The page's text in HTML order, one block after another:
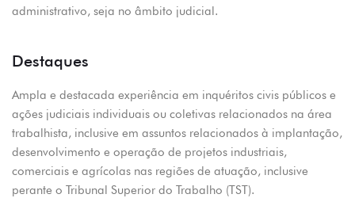
administrativo, seja no âmbito judicial.
Destaques
Ampla e destacada experiência em inquéritos civis públicos e
ações judiciais individuais ou coletivas relacionados na área
trabalhista, inclusive em assuntos relacionados à implantação,
desenvolvimento e operação de projetos industriais,
comerciais e agrícolas nas regiões de atuação, inclusive
perante o Tribunal Superior do Trabalho (TST).